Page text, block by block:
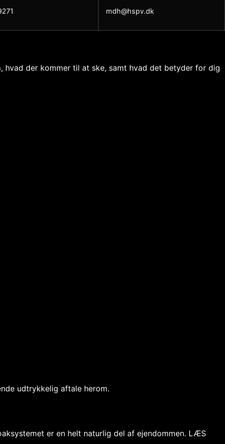
mdh@hspv.dk
der kommer til at ske, samt hvad det betyder for dig
udtrykkelig aftale herom.
er en helt naturlig del af ejendommen. LÆS